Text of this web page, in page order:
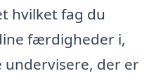
hvilket fag du
færdigheder i,
der er